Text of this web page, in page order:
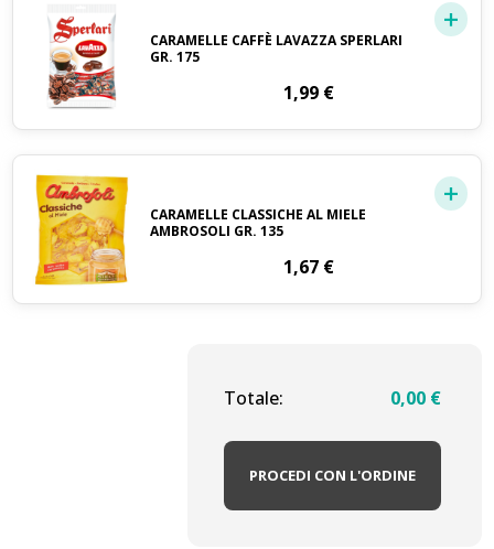
CARAMELLE CAFFÈ LAVAZZA SPERLARI
GR. 175
1,99 €
CARAMELLE CLASSICHE AL MIELE
AMBROSOLI GR. 135
1,67 €
Totale: 0,00 €
PROCEDI CON L'ORDINE